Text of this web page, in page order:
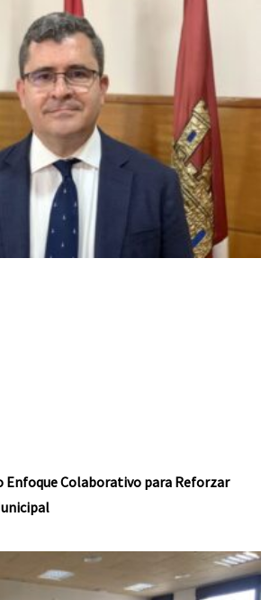
Enfoque Colaborativo para Reforzar